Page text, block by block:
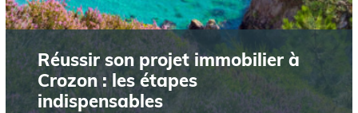
Réussir son projet immobilier à
Crozon : les étapes
indispensables